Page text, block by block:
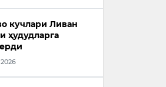
кучлари Ливан
ҳудудларга